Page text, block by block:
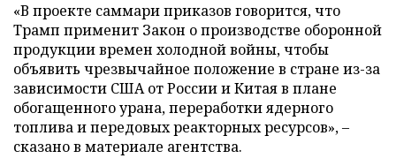
«В проекте саммари приказов говорится, что
Трамп применит Закон о производстве оборонной
продукции времен холодной войны, чтобы
объявить чрезвычайное положение в стране из-за
зависимости США от России и Китая в плане
обогащенного урана, переработки ядерного
топлива и передовых реакторных ресурсов», –
сказано в материале агентства.